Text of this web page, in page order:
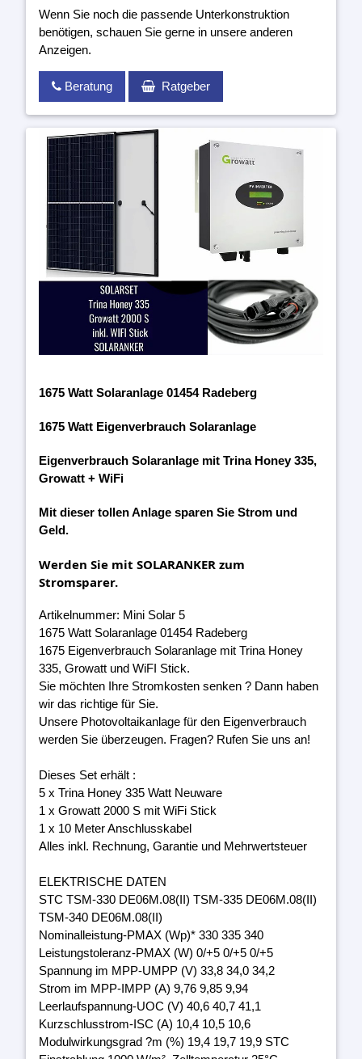
Wenn Sie noch die passende Unterkonstruktion
benötigen, schauen Sie gerne in unsere anderen
Anzeigen.
Beratung Ratgeber
1675 Watt Solaranlage 01454 Radeberg
1675 Watt Eigenverbrauch Solaranlage
Eigenverbrauch Solaranlage mit Trina Honey 335,
Growatt + WiFi
Mit dieser tollen Anlage sparen Sie Strom und
Geld.
Werden Sie mit SOLARANKER zum
Stromsparer.
Artikelnummer: Mini Solar 5
1675 Watt Solaranlage 01454 Radeberg
1675 Eigenverbrauch Solaranlage mit Trina Honey
335, Growatt und WiFI Stick.
Sie möchten Ihre Stromkosten senken ? Dann haben
wir das richtige für Sie.
Unsere Photovoltaikanlage für den Eigenverbrauch
werden Sie überzeugen. Fragen? Rufen Sie uns an!
Dieses Set erhält :
5 x Trina Honey 335 Watt Neuware
1 x Growatt 2000 S mit WiFi Stick
1 x 10 Meter Anschlusskabel
Alles inkl. Rechnung, Garantie und Mehrwertsteuer
ELEKTRISCHE DATEN
STC TSM-330 DE06M.08(II) TSM-335 DE06M.08(II)
TSM-340 DE06M.08(II)
Nominalleistung-PMAX (Wp)* 330 335 340
Leistungstoleranz-PMAX (W) 0/+5 0/+5 0/+5
Spannung im MPP-UMPP (V) 33,8 34,0 34,2
Strom im MPP-IMPP (A) 9,76 9,85 9,94
Leerlaufspannung-UOC (V) 40,6 40,7 41,1
Kurzschlusstrom-ISC (A) 10,4 10,5 10,6
Modulwirkungsgrad ?m (%) 19,4 19,7 19,9 STC